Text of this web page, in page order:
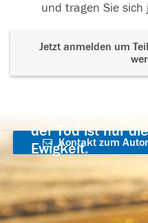
und tragen Sie
Jetzt anmelden um
der Tod ist nur
Ewigkeit.
Kontakt zum Autor
aufnehmen